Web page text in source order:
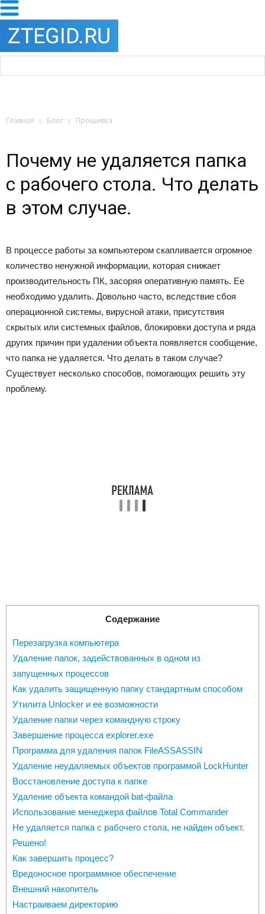
Главная Блог Прошивка
Почему не удаляется папка
с рабочего стола. Что делать
в этом случае.
В процессе работы за компьютером скапливается огромное
количество ненужной информации, которая снижает
производительность ПК, засоряя оперативную память. Ее
необходимо удалить. Довольно часто, вследствие сбоя
операционной системы, вирусной атаки, присутствия
скрытых или системных файлов, блокировки доступа и ряда
других причин при удалении объекта появляется сообщение,
что папка не удаляется. Что делать в таком случае?
Существует несколько способов, помогающих решить эту
проблему.
Содержание
Перезагрузка компьютера
Удаление папок, задействованных в одном из
запущенных процессов
Как удалить защищенную папку стандартным способом
Утилита Unlocker и ее возможности
Удаление папки через командную строку
Завершение процесса explorer.exe
Программа для удаления папок FileASSASSIN
Удаление неудаляемых объектов программой LockHunter
Восстановление доступа к папке
Удаление объекта командой bat-файла
Использование менеджера файлов Total Commander
Не удаляется папка с рабочего стола, не найден объект.
Решено!
Как завершить процесс?
Вредоносное программное обеспечение
Внешний накопитель
Настраиваем директорию